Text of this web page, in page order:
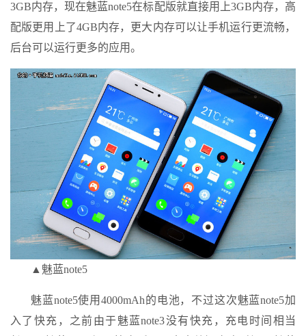
3GB内存，现在魅蓝note5在标配版就直接用上3GB内存，高
配版更用上了4GB内存，更大内存可以让手机运行更流畅，
后台可以运行更多的应用。
▲魅蓝note5
魅蓝note5使用4000mAh的电池，不过这次魅蓝note5加
入了快充，之前由于魅蓝note3没有快充，充电时间相当